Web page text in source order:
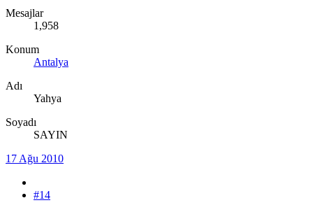
Mesajlar
1,958
Konum
Antalya
Adı
Yahya
Soyadı
SAYIN
17 Ağu 2010
#14